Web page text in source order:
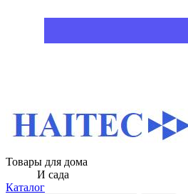
Товары для дома
И сада
Каталог